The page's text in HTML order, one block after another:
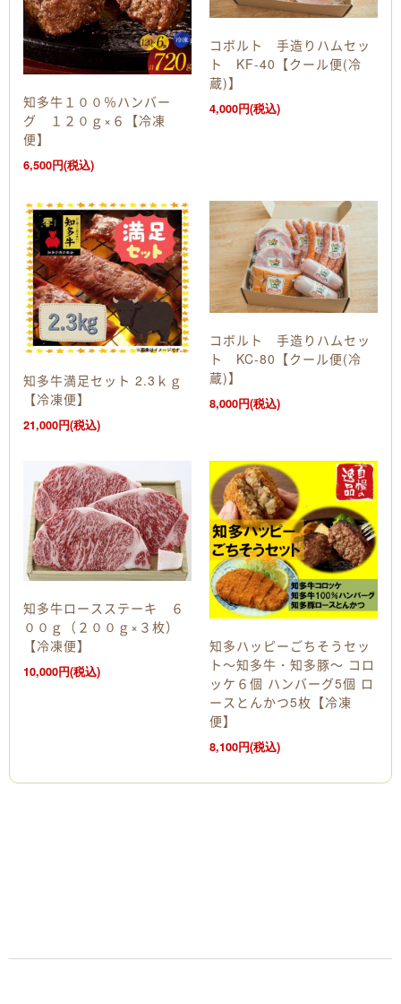
知多牛１００％ハンバー
グ １２０ｇ×６【冷凍
便】
6,500円(税込)
コボルト 手造りハムセッ
ト KF-40【クール便(冷
蔵)】
4,000円(税込)
知多牛満足セット 2.3ｋｇ
【冷凍便】
21,000円(税込)
コボルト 手造りハムセッ
ト KC-80【クール便(冷
蔵)】
8,000円(税込)
知多牛ロースステーキ ６
００ｇ（２００ｇ×３枚）
【冷凍便】
10,000円(税込)
知多ハッピーごちそうセッ
ト～知多牛・知多豚～ コロ
ッケ６個 ハンバーグ5個 ロ
ースとんかつ5枚【冷凍
便】
8,100円(税込)